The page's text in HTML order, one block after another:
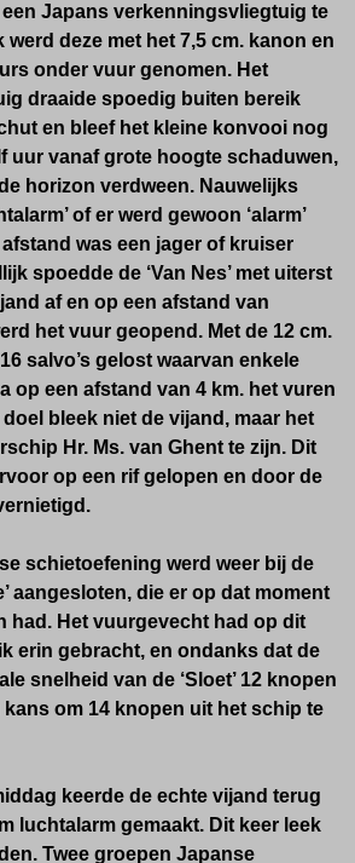
Japans verkenningsvliegtuig te
deze met het 7,5 cm. kanon en
onder vuur genomen. Het
draaide spoedig buiten bereik
en bleef het kleine konvooi nog
uur vanaf grote hoogte schaduwen,
horizon verdween. Nauwelijks
of er werd gewoon ‘alarm’
was een jager of kruiser
spoedde de ‘Van Nes’ met uiterst
af en op een afstand van
het vuur geopend. Met de 12 cm.
salvo’s gelost waarvan enkele
op een afstand van 4 km. het vuren
bleek niet de vijand, maar het
Hr. Ms. van Ghent te zijn. Dit
op een rif gelopen en door de
schietoefening werd weer bij de
aangesloten, die er op dat moment
had. Het vuurgevecht had op dit
erin gebracht, en ondanks dat de
snelheid van de ‘Sloet’ 12 knopen
kans om 14 knopen uit het schip te
keerde de echte vijand terug
luchtalarm gemaakt. Dit keer leek
Twee groepen Japanse